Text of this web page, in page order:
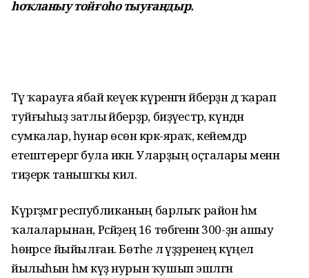
һоҡланыу тойғоһо тыуғандыр.
Тәү ҡарауға ябай кеүек күренгән әйберҙән дә ҡарап
туйғыһыҙ затлы әйберҙәр, биҙәүестәр, күндән
сумкалар, һунар өсөн кәрәк-яраҡ, кейемдәр
етештерергә була икән. Уларҙың оҫталары менән
тиҙерәк та­нышҡы килә.
Күргәҙмәгә республиканың барлыҡ район һәм
ҡалала­рынан, Рәсәйҙең 16 төбәгенән 300-ҙән ашыу
һөнәрсе йыйыл­ған. Бөтәһе лә үҙҙәренең күңел
йылыһын һәм күҙ нурын ҡушып эшләгән